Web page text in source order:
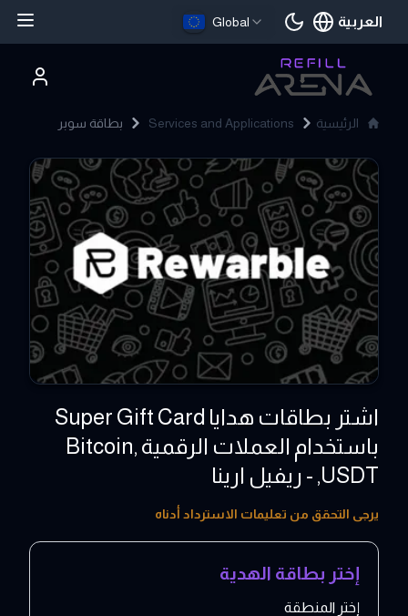
Global العربية
اللغة الحالية
الرئيسية Services and Applications بطاقة سوبر
Super Gift Card
اشتر بطاقات هدايا Super Gift Card
باستخدام العملات الرقمية ,Bitcoin
,USDT - ريفيل ارينا
10 - 1000 USD
يرجى التحقق من تعليمات الاسترداد أدناه
إختر بطاقة الهدية
إختر المنطقة